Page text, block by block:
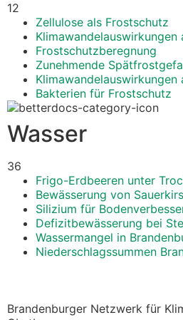
12
Zellulose als Frostschutz
Frostschutzberegnung
Zunehmende
Bakterien für Frostschutz
Wasser
36
Frigo-Erdbeeren unter
Bewässerung von
Silizium für
Defizitbewässerung bei
Wassermangel in
Niederschlagssummen
Brandenburger Netzwerk für